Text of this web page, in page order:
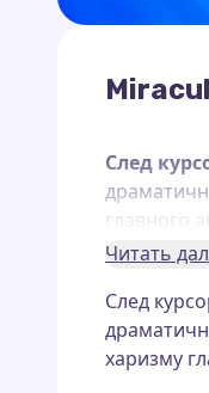
След
главного
Cursor
Бражник
Кота".
Читать
След
харизму